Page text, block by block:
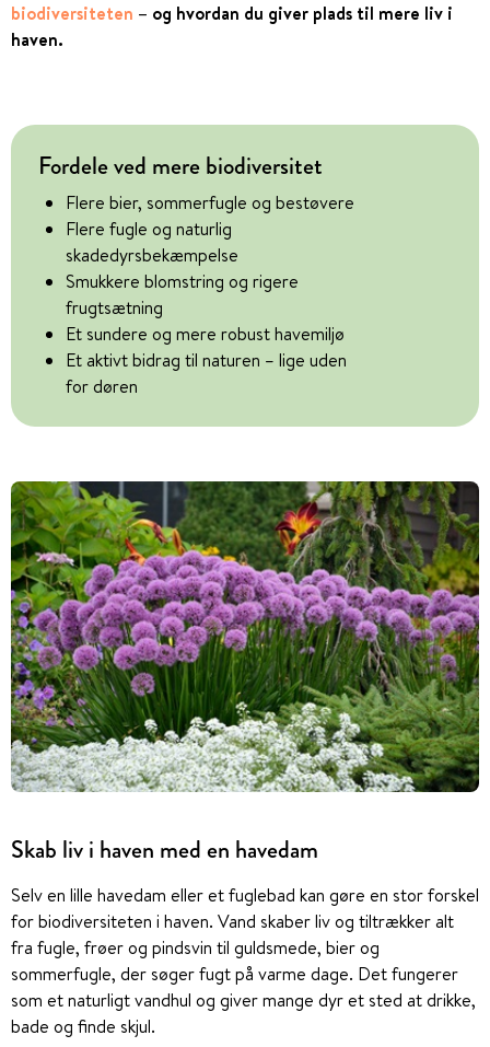
biodiversiteten – og hvordan du giver plads til mere liv i
haven.
Fordele ved mere biodiversitet
Flere bier, sommerfugle og bestøvere
Flere fugle og naturlig
skadedyrsbekæmpelse
Smukkere blomstring og rigere
frugtsætning
Et sundere og mere robust havemiljø
Et aktivt bidrag til naturen – lige uden
for døren
Skab liv i haven med en havedam
Selv en lille havedam eller et fuglebad kan gøre en stor forskel
for biodiversiteten i haven. Vand skaber liv og tiltrækker alt
fra fugle, frøer og pindsvin til guldsmede, bier og
sommerfugle, der søger fugt på varme dage. Det fungerer
som et naturligt vandhul og giver mange dyr et sted at drikke,
bade og finde skjul.